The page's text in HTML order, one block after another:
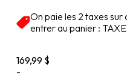
On paie les 2 taxes
entrer au panier :
169,99 $
-